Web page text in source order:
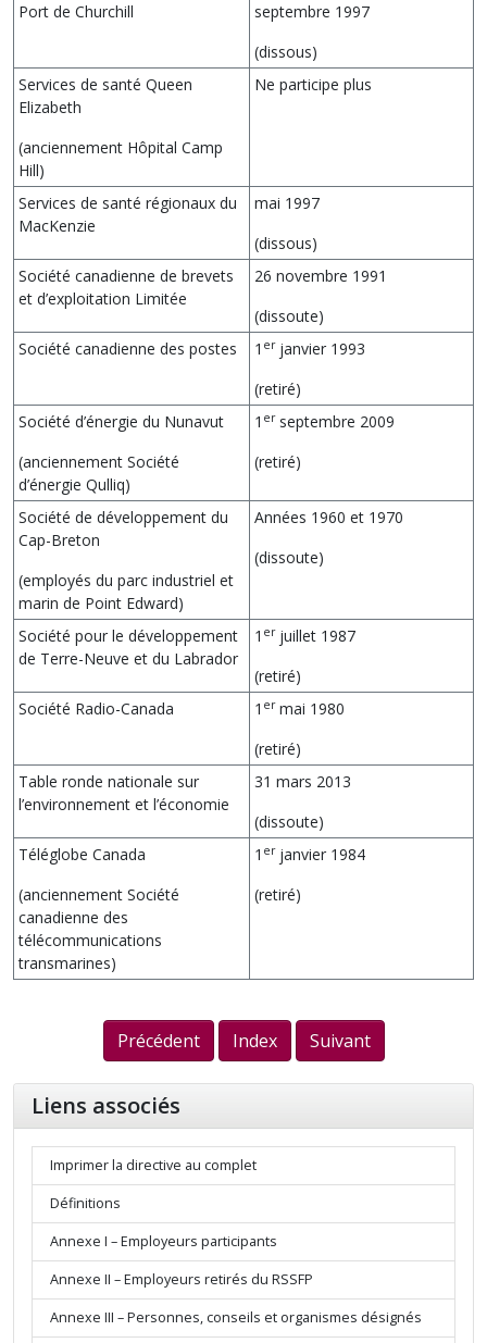
Port de Churchill
septembre 1997
(dissous)
Services de santé Queen
Elizabeth
(anciennement Hôpital Camp
Hill)
Ne participe plus
Services de santé régionaux du
MacKenzie
mai 1997
(dissous)
Société canadienne de brevets
et d’exploitation Limitée
26 novembre 1991
(dissoute)
Société canadienne des postes
1 erjanvier 1993
(retiré)
Société d’énergie du Nunavut
(anciennement Société
d’énergie Qulliq)
1 erseptembre 2009
(retiré)
Société de développement du
Cap-Breton
(employés du parc industriel et
marin de Point Edward)
Années 1960 et 1970
(dissoute)
Société pour le développement
de Terre-Neuve et du Labrador
1 erjuillet 1987
(retiré)
Société Radio-Canada
1 ermai 1980
(retiré)
Table ronde nationale sur
l’environnement et l’économie
31 mars 2013
(dissoute)
Téléglobe Canada
(anciennement Société
canadienne des
télécommunications
transmarines)
1 erjanvier 1984
(retiré)
Précédent Index Suivant
Liens associés
Imprimer la directive au complet
Définitions
Annexe I – Employeurs participants
Annexe II – Employeurs retirés du RSSFP
Annexe III – Personnes, conseils et organismes désignés